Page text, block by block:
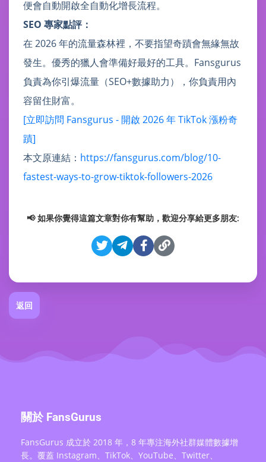
便會自動開啟全自動化增長流程。
SEO 專家點評：
在 2026 年的流量森林裡，不要指望奇蹟會無緣無故
發生。優秀的獵人會準備好最好的工具。Fansgurus
負責為你引爆流量（SEO+數據助力），你負責用內
容留住財富。
[立即訪問 Fansgurus - 開啟 2026 年 TikTok 漲粉奇
蹟]
本文原連結： https://fansgurus.com/blog/10-
fastest-ways-to-grow-tiktok-followers-2026
📢 如果你覺得這篇文章對你有幫助，歡迎分享給更多朋友:
返回
關於 FansGurus
FansGurus 成立於 2018 年，8 年專注海外社群媒體數據增
長。覆蓋 Instagram、TikTok、YouTube、Twitter、